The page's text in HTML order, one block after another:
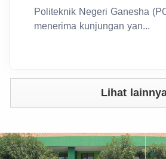
Politeknik Negeri Ganesha
menerima kunjungan yan...
Lihat